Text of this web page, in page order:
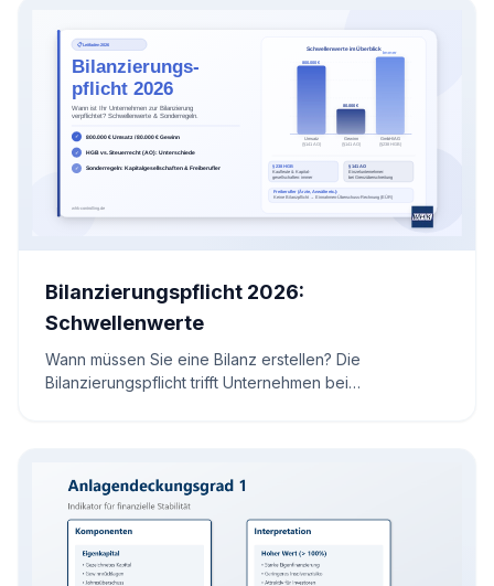
Bilanzierungspflicht 2026:
Schwellenwerte
Wann müssen Sie eine Bilanz erstellen? Die
Bilanzierungspflicht trifft Unternehmen bei